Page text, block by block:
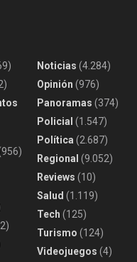
Noticias (4.284)
Opinión (976)
Panoramas (374)
Policial (1.547)
Política (2.687)
Regional (9.052)
Reviews (10)
Salud (1.119)
Tech (125)
Turismo (124)
Videojuegos (4)